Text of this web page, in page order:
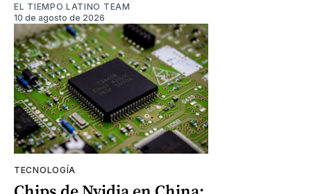
EL TIEMPO LATINO TEAM
10 de agosto de 2026
TECNOLOGÍA